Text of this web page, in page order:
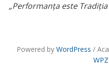
„Performanța este
Powered by WordPress /